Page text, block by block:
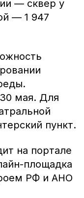
— сквер у
— 1 947
мая. Для
пункт.
на портале
площадка
РФ и АНО